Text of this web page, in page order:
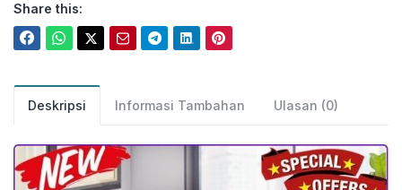
Share this:
Deskripsi Informasi Tambahan Ulasan (0)